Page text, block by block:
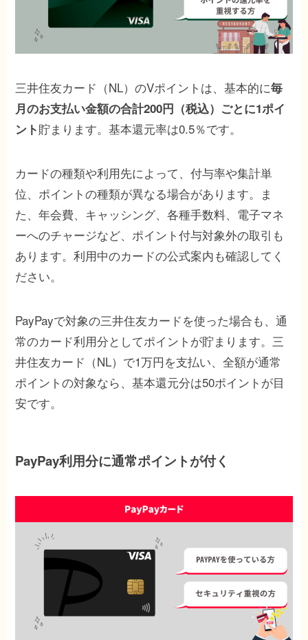
三井住友カード（NL）のVポイントは、基本的に毎
月のお支払い金額の合計200円（税込）ごとに1ポイ
ント貯まります。基本還元率は0.5％です。
カードの種類や利用先によって、付与率や集計単
位、ポイントの種類が異なる場合があります。ま
た、年会費、キャッシング、各種手数料、電子マネ
ーへのチャージなど、ポイント付与対象外の取引も
あります。利用中のカードの公式案内も確認してく
ださい。
PayPayで対象の三井住友カードを使った場合も、通
常のカード利用分としてポイントが貯まります。三
井住友カード（NL）で1万円を支払い、全額が通常
ポイントの対象なら、基本還元分は50ポイントが目
安です。
PayPay利用分に通常ポイントが付く